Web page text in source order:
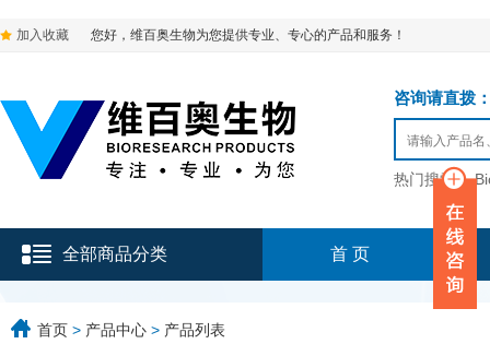
加入收藏 您好，维百奥生物为您提供专业、专心的产品和服务！
咨询请直拨
热门搜索：
全部商品分类 首 页
首页 > 产品中心 > 产品列表